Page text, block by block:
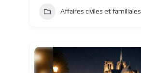
Affaires civiles et familiales